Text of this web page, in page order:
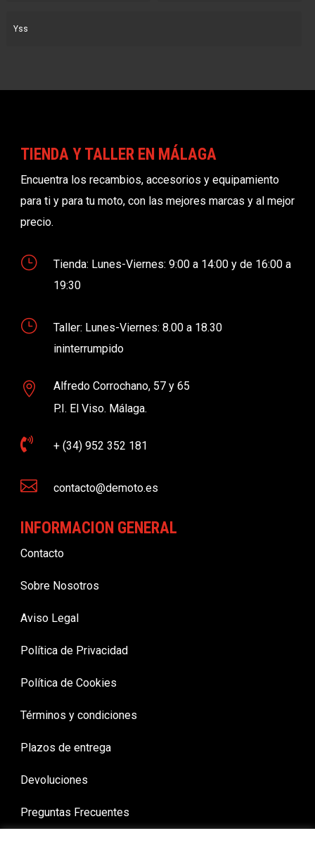
Yss
TIENDA Y TALLER EN MÁLAGA
Encuentra los recambios, accesorios y equipamiento
para ti y para tu moto, con las mejores marcas y al mejor
precio.
}
Tienda: Lunes-Viernes: 9:00 a 14:00 y de 16:00 a
19:30
}
Taller: Lunes-Viernes: 8.00 a 18.30
ininterrumpido

Alfredo Corrochano, 57 y 65
P.I. El Viso. Málaga.
 + (34) 952 352 181
 contacto@demoto.es
INFORMACION GENERAL
Contacto
Sobre Nosotros
Aviso Legal
Política de Privacidad
Política de Cookies
Términos y condiciones
Plazos de entrega
Devoluciones
Preguntas Frecuentes